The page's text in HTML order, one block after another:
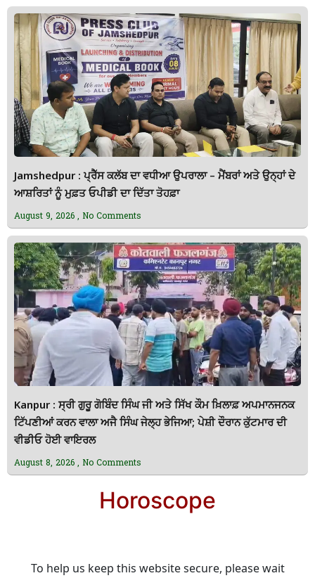
Jamshedpur : ਪ੍ਰੈੱਸ ਕਲੱਬ ਦਾ ਵਧੀਆ ਉਪਰਾਲਾ – ਮੈਂਬਰਾਂ ਅਤੇ ਉਨ੍ਹਾਂ ਦੇ
ਆਸ਼ਰਿਤਾਂ ਨੂੰ ਮੁਫ਼ਤ ਓਪੀਡੀ ਦਾ ਦਿੱਤਾ ਤੋਹਫ਼ਾ
August 9, 2026 No Comments
Kanpur : ਸ੍ਰੀ ਗੁਰੂ ਗੋਬਿੰਦ ਸਿੰਘ ਜੀ ਅਤੇ ਸਿੱਖ ਕੌਮ ਖ਼ਿਲਾਫ਼ ਅਪਮਾਨਜਨਕ
ਟਿੱਪਣੀਆਂ ਕਰਨ ਵਾਲਾ ਅਜੈ ਸਿੰਘ ਜੇਲ੍ਹ ਭੇਜਿਆ; ਪੇਸ਼ੀ ਦੌਰਾਨ ਕੁੱਟਮਾਰ ਦੀ
ਵੀਡੀਓ ਹੋਈ ਵਾਇਰਲ
August 8, 2026 No Comments
Horoscope